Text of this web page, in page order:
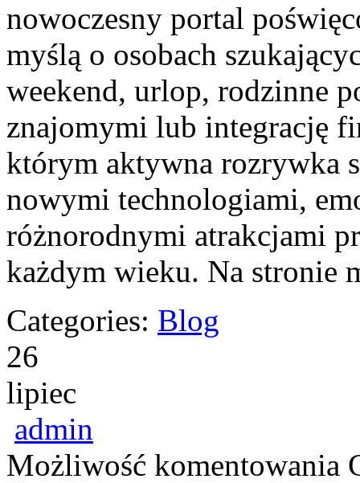
nowoczesny portal
myślą o osobach
weekend, urlop, rodzinne
znajomymi lub integrację
którym aktywna rozrywka
nowymi technologiami,
różnorodnymi atrakcjami
każdym wieku. Na stronie
Categories: Blog
26
lipiec
admin
Możliwość komentowania